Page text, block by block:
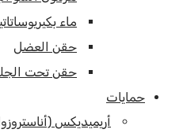
ماء
حقن العضل
حقن تحت
حمايات
أريميديكس